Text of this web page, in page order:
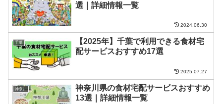
選｜詳細情報一覧
2024.06.30
千葉
【2025年】千葉で利用できる食材宅
配サービスおすすめ17選
2025.07.27
神奈川
神奈川県の食材宅配サービスおすすめ
13選｜詳細情報一覧